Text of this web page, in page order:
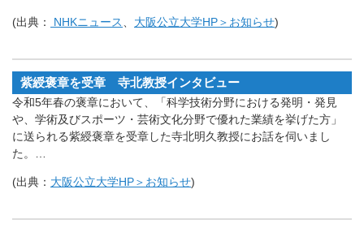
(出典： NHKニュース 大阪公立大学HP＞お知らせ)
紫綬褒章を受章 寺北教授インタビュー
令和5年春の褒章において、「科学技術分野における発明・発見
や、学術及びスポーツ・芸術文化分野で優れた業績を挙げた方」
に送られる紫綬褒章を受章した寺北明久教授にお話を伺いまし
た。…
(出典： 大阪公立大学HP＞お知らせ)